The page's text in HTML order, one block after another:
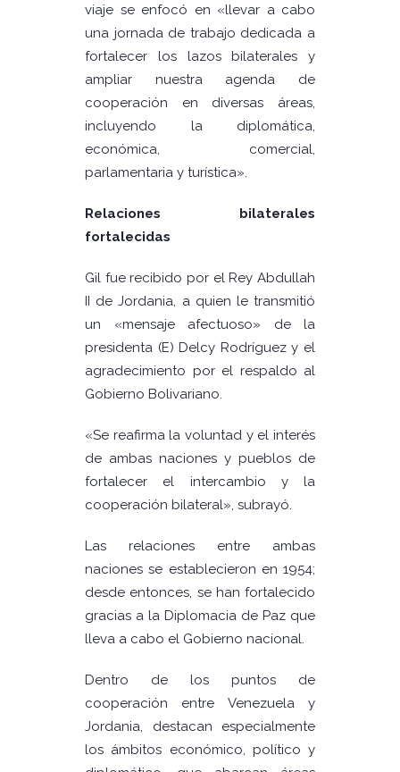
viaje se enfocó en «llevar a cabo
una jornada de trabajo dedicada a
fortalecer los lazos bilaterales y
ampliar nuestra agenda de
cooperación en diversas áreas,
incluyendo la diplomática,
económica, comercial,
parlamentaria y turística».
Relaciones bilaterales
fortalecidas
Gil fue recibido por el Rey Abdullah
II de Jordania, a quien le transmitió
un «mensaje afectuoso» de la
presidenta (E) Delcy Rodríguez y el
agradecimiento por el respaldo al
Gobierno Bolivariano.
«Se reafirma la voluntad y el interés
de ambas naciones y pueblos de
fortalecer el intercambio y la
cooperación bilateral», subrayó.
Las relaciones entre ambas
naciones se establecieron en 1954;
desde entonces, se han fortalecido
gracias a la Diplomacia de Paz que
lleva a cabo el Gobierno nacional.
Dentro de los puntos de
cooperación entre Venezuela y
Jordania, destacan especialmente
los ámbitos económico, político y